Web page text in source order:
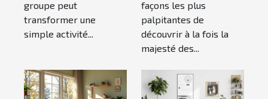
en groupe ?
groupe peut
transformer une
simple activité...
inoubliable ?
façons les plus
palpitantes de
découvrir à la fois la
majesté des...